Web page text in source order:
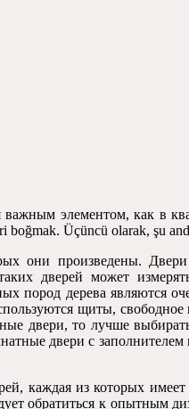
важным элементом,как в
boğmak. Üçüncü olarak, şu
они произведены.
дверей может
пород дерева являются
щиты,
двери,то лучше
двери с заполнителем
, каждая из которых
обратиться к опытным